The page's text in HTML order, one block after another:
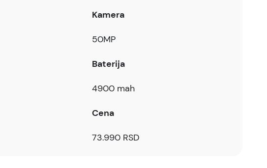
Kamera
50MP
Baterija
4900 mah
Cena
73.990 RSD